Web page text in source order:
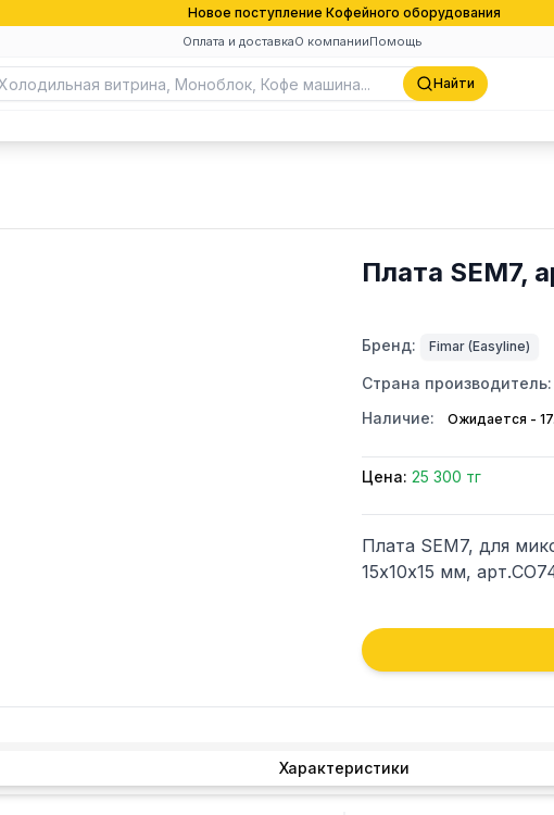
Новое поступление Кофейного оборудования
Оплата и доставкаО компанииПомощь
Найти
Плата SEM7,
Бренд: Fimar (Easyline)
Страна производитель:
Наличие:
Ожидается -
Цена: 25 300 тг
Плата SEM7, для
15х10х15 мм,
Характеристики